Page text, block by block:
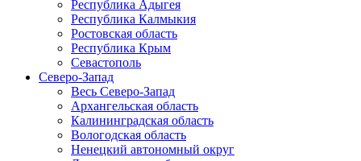
Республика Адыгея
Республика Калмыкия
Ростовская область
Республика Крым
Севастополь
Северо-Запад
Весь Северо-Запад
Архангельская область
Калининградская область
Вологодская область
Ненецкий автономный округ